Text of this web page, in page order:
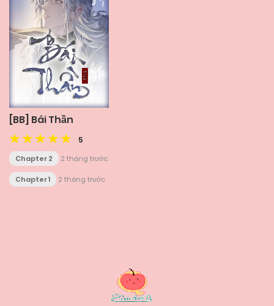
[BB] Bái Thần
5
Chapter 2 2 tháng trước
Chapter 1 2 tháng trước